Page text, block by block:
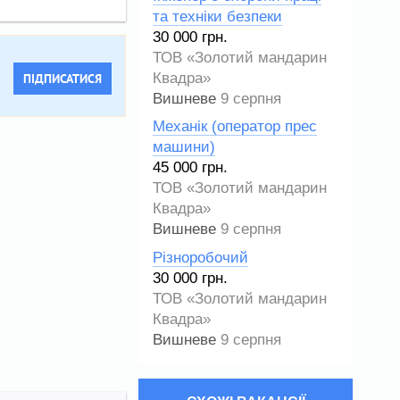
ПІДПИСАТИСЯ
та техніки безпеки
30 000 грн.
ТОВ «Золотий мандарин
Квадра»
Вишневе 9 серпня
Механік (оператор прес
машини)
45 000 грн.
ТОВ «Золотий мандарин
Квадра»
Вишневе 9 серпня
Різноробочий
30 000 грн.
ТОВ «Золотий мандарин
Квадра»
Вишневе 9 серпня